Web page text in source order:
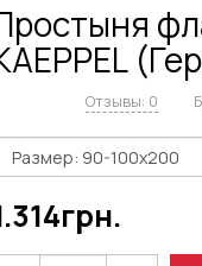
Отзывы: 0
грн.